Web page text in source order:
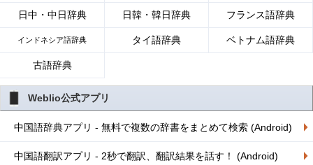
日中・中日辞典 日韓・韓日辞典 フランス語辞典
インドネシア語辞典 タイ語辞典 ベトナム語辞典
古語辞典
Weblio公式アプリ
中国語辞典アプリ - 無料で複数の辞書をまとめて検索 (Android)
中国語翻訳アプリ - 2秒で翻訳、翻訳結果を話す！ (Android)